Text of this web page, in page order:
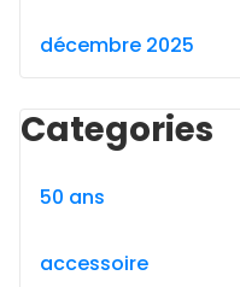
décembre 2025
Categories
50 ans
accessoire